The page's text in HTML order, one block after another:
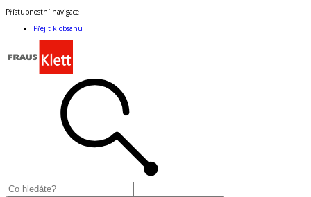
Přístupnostní navigace
Přejít k obsahu